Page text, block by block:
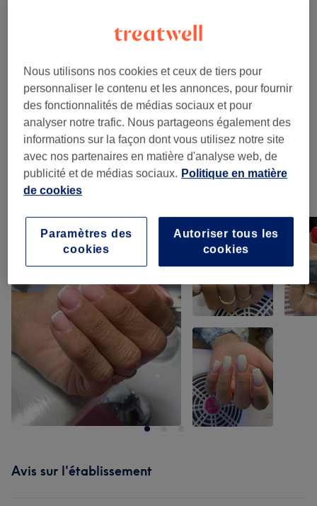
Recherchez dans notre liste de prestations
Manucure (7) à partir de 10 €
Beauté Des Pieds (9 ) à partir de 10 €
Pose De Faux Ongles (6) à partir de 3 €
Notre travail
Avis sur l'établissement
Nous utilisons nos cookies et ceux de tiers pour
personnaliser le contenu et les annonces, pour fournir
des fonctionnalités de médias sociaux et pour
analyser notre trafic. Nous partageons également des
informations sur la façon dont vous utilisez notre site
avec nos partenaires en matière d'analyse web, de
publicité et de médias sociaux. Politique en matière
de cookies
Autoriser tous les
cookies
Paramètres des
cookies